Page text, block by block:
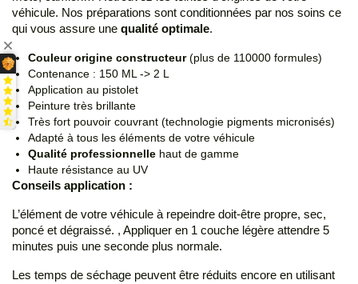
véhicule. Nos préparations sont conditionnées par nos soins ce
qui vous assure une qualité optimale.
Couleur origine constructeur(plus de 110000 formules)
Contenance : 150 ML -> 2 L
Application au pistolet
Peinture très brillante
Très fort pouvoir couvrant (technologie pigments micronisés)
Adapté à tous les éléments de votre véhicule
Qualité professionnelle haut de gamme
Haute résistance au UV
Conseils application :
L’élément de votre véhicule à repeindre doit-être propre, sec,
poncé et dégraissé. , Appliquer en 1 couche légère attendre 5
minutes puis une seconde plus normale.
Les temps de séchage peuvent être réduits encore en utilisant